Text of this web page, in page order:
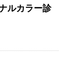
ルカラー診